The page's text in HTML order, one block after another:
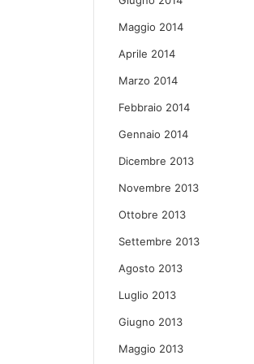
Maggio 2014
Aprile 2014
Marzo 2014
Febbraio 2014
Gennaio 2014
Dicembre 2013
Novembre 2013
Ottobre 2013
Settembre 2013
Agosto 2013
Luglio 2013
Giugno 2013
Maggio 2013